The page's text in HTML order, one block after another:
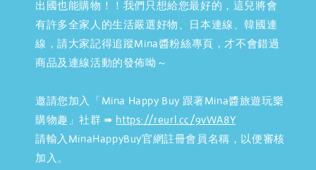
出國也能購物！！我們只想給您最好的，這兒將會
有許多全家人的生活嚴選好物、日本連線、韓國連
線，請大家記得追蹤Mina醬粉絲專頁，才不會錯過
商品及連線活動的發佈呦～
邀請您加入「Mina Happy Buy 跟著Mina醬旅遊玩樂
購物趣」社群 ➠ https://reurl.cc/9vWA8Y
請輸入MinaHappyBuy官網註冊會員名稱，以便審核
加入。